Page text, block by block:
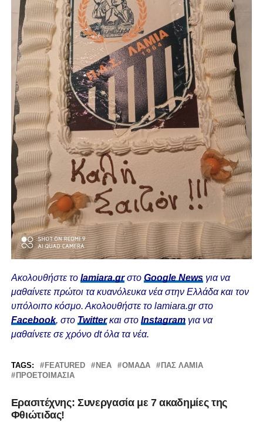
Ακολουθήστε το lamiara.grστο Google Newsγια να
μαθαίνετε πρώτοι τα κυανόλευκα νέα στην Ελλάδα και τον
υπόλοιπο κόσμο. Ακολουθήστε το lamiara.gr στο
Facebook, στο Twitterκαι στο Instagram για να
μαθαίνετε σε χρόνο dt όλα τα νέα.
TAGS: FEATURED ΝΈΑ ΟΜΆΔΑ
ΠΑΣ ΛΑΜΙΑ
ΠΡΟΕΤΟΙΜΑΣΊΑ
Ερασιτέχνης: Συνεργασία με 7 ακαδημίες της
Φθιώτιδας!